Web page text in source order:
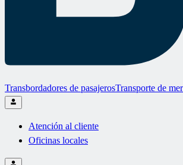
Transbordadores de pasajerosTransporte de
Atención al cliente
Oficinas locales